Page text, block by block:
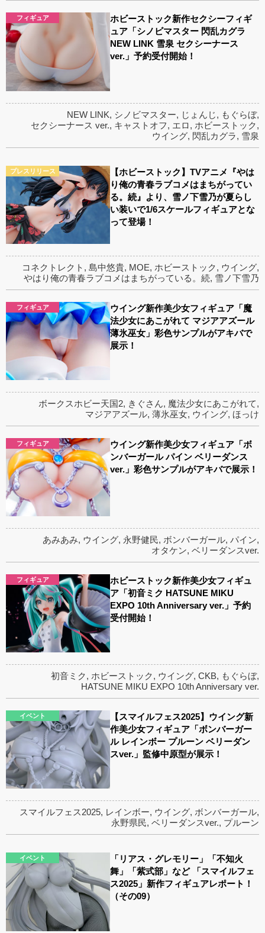
フィギュア
ホビーストック新作セクシーフィギ
ュア「シノビマスター 閃乱カグラ
NEW LINK 雪泉 セクシーナース
ver.」予約受付開始！
NEW LINK, シノビマスター, じょんじ, もぐらぼ,
セクシーナース ver., キャストオフ, エロ, ホビーストック,
ウイング, 閃乱カグラ, 雪泉
プレスリリース
【ホビーストック】TVアニメ『やは
り俺の青春ラブコメはまちがってい
る。続』より、雪ノ下雪乃が夏らし
い装いで1/6スケールフィギュアとな
って登場！
コネクトレクト , 島中悠貴, MOE, ホビーストック, ウイング,
やはり俺の青春ラブコメはまちがっている。続, 雪ノ下雪乃
フィギュア
ウイング新作美少女フィギュア「魔
法少女にあこがれて マジアアズール
薄氷巫女」彩色サンプルがアキバで
展示！
ボークスホビー天国2, きぐさん, 魔法少女にあこがれて,
マジアアズール, 薄氷巫女, ウイング, ほっけ
フィギュア
ウイング新作美少女フィギュア「ボ
ンバーガール パイン ベリーダンス
ver.」彩色サンプルがアキバで展示！
あみあみ, ウイング, 永野健民, ボンバーガール, パイン,
オタケン, ベリーダンスver.
フィギュア
ホビーストック新作美少女フィギュ
ア「初音ミク HATSUNE MIKU
EXPO 10th Anniversary ver.」予約
受付開始！
初音ミク, ホビーストック, ウイング, CKB, もぐらぼ,
HATSUNE MIKU EXPO 10th Anniversary ver.
イベント
【スマイルフェス2025】ウイング新
作美少女フィギュア「ボンバーガー
ル レインボー プルーン ベリーダン
スver.」監修中原型が展示！
スマイルフェス2025, レインボー, ウイング, ボンバーガール,
永野県民, ベリーダンスver., プルーン
イベント
「リアス・グレモリー」「不知火
舞」「紫式部」など 「スマイルフェ
ス2025」新作フィギュアレポート！
（その09）